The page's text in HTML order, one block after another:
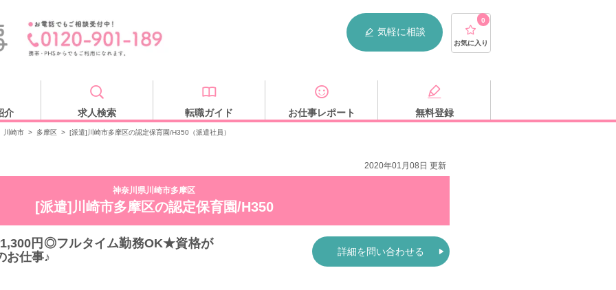
気軽に相談
0
お気に入り
介 求人検索 転職ガイド お仕事レポート 無料登録
川崎市 > 多摩区 > [派遣]川崎市多摩区の認定保育園/H350（派遣社員）
2020年01月08日 更新
神奈川県川崎市多摩区
[派遣]川崎市多摩区の認定保育園/H350
円◎フルタイム勤務OK★資格が
お仕事♪
詳細を問い合わせる